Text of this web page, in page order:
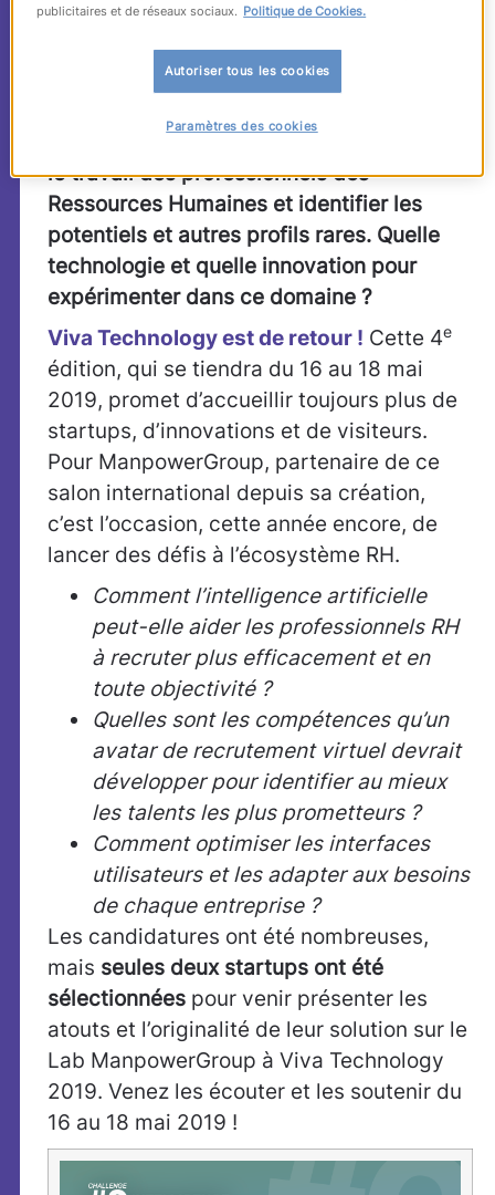
traiter de plus en plus important. Si les
outils digitaux sont entrés dans les
usages, les solutions de recrutement
le travail des professionnels des
Ressources Humaines et identifier les
potentiels et autres profils rares. Quelle
technologie et quelle innovation pour
expérimenter dans ce domaine ?
Viva Technology est de retour ! Cette 4e
édition, qui se tiendra du 16 au 18 mai
2019, promet d’accueillir toujours plus de
startups, d’innovations et de visiteurs.
Pour ManpowerGroup, partenaire de ce
salon international depuis sa création,
c’est l’occasion, cette année encore, de
lancer des défis à l’écosystème RH.
Comment l’intelligence artificielle
peut-elle aider les professionnels RH
à recruter plus efficacement et en
toute objectivité ?
Quelles sont les compétences qu’un
avatar de recrutement virtuel devrait
développer pour identifier au mieux
les talents les plus prometteurs ?
Comment optimiser les interfaces
utilisateurs et les adapter aux besoins
de chaque entreprise ?
Les candidatures ont été nombreuses,
mais seules deux startups ont été
sélectionnées pour venir présenter les
atouts et l’originalité de leur solution sur le
Lab ManpowerGroup à Viva Technology
2019. Venez les écouter et les soutenir du
16 au 18 mai 2019 !
publicitaires et de réseaux sociaux. Politique de Cookies.
Autoriser tous les cookies
Paramètres des cookies